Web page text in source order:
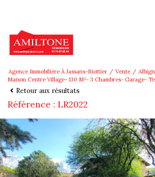
Agence Immobilière À Jassans-Riottier Vente
Maison Centre Village- 130 M²- 3 Chambres- Garage-
Retour aux résultats
Référence : LR2022